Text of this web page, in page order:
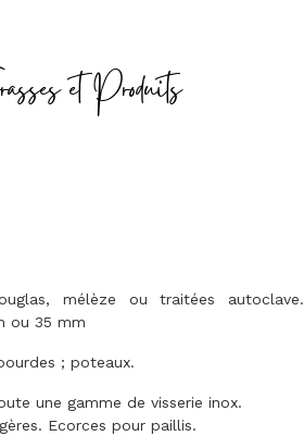
et Produits
mélèze ou traitées autoclave.
ou 35 mm
; poteaux.
une gamme de visserie inox.
Ecorces pour paillis.